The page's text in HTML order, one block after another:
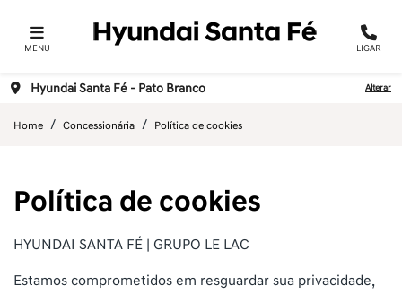
MENU LIGAR
Hyundai Santa Fé - Pato Branco Alterar
Home Concessionária Política de cookies
Política de cookies
HYUNDAI SANTA FÉ | GRUPO LE LAC
Estamos comprometidos em resguardar sua privacidade,